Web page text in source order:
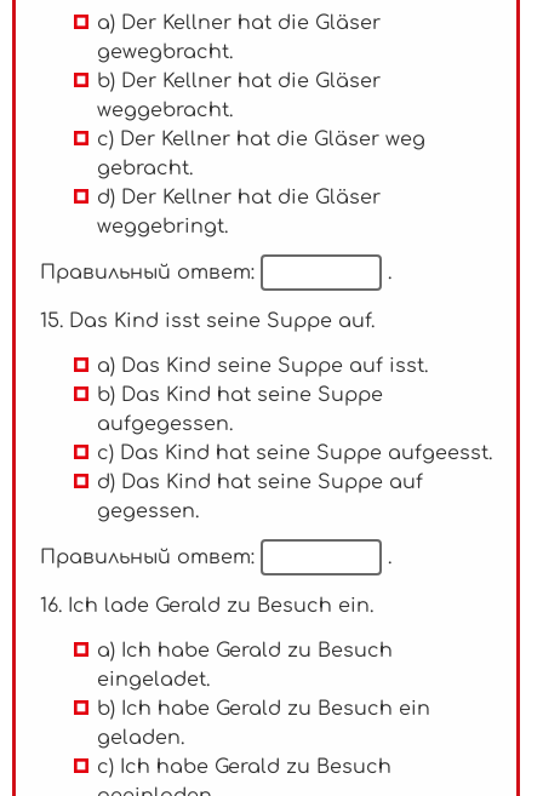
a) Der Kellner hat die Gläser
gewegbracht.
b) Der Kellner hat die Gläser
weggebracht.
c) Der Kellner hat die Gläser weg
gebracht.
d) Der Kellner hat die Gläser
weggebringt.
Правильный ответ: .
15. Das Kind isst seine Suppe auf.
a) Das Kind seine Suppe auf isst.
b) Das Kind hat seine Suppe
aufgegessen.
c) Das Kind hat seine Suppe aufgeesst.
d) Das Kind hat seine Suppe auf
gegessen.
Правильный ответ: .
16. Ich lade Gerald zu Besuch ein.
a) Ich habe Gerald zu Besuch
eingeladet.
b) Ich habe Gerald zu Besuch ein
geladen.
c) Ich habe Gerald zu Besuch